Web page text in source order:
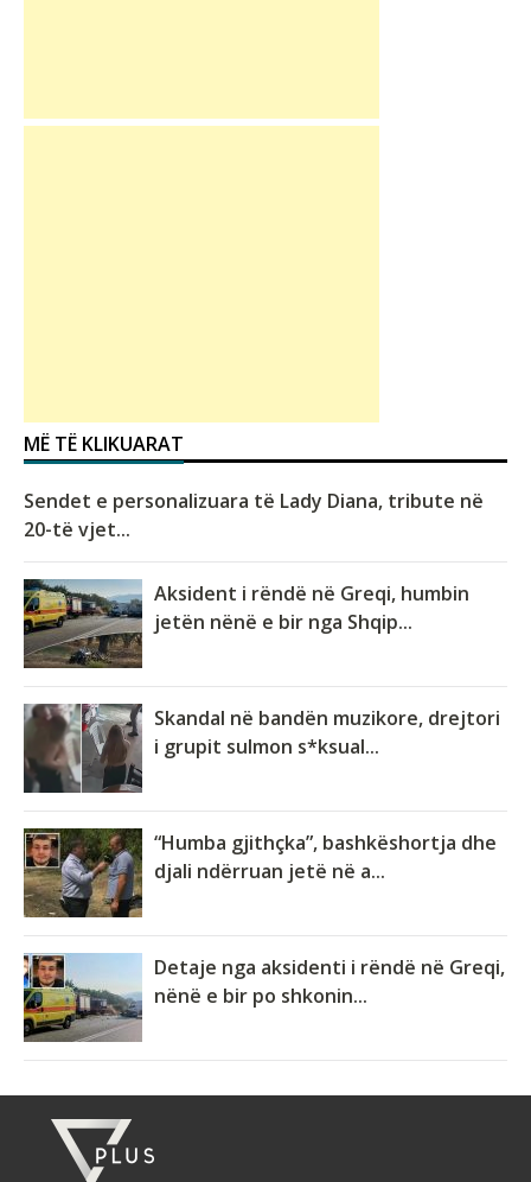
MË TË KLIKUARAT
Sendet e personalizuara të Lady Diana, tribute në
20-të vjet...
Aksident i rëndë në Greqi, humbin
jetën nënë e bir nga Shqip...
Skandal në bandën muzikore, drejtori
i grupit sulmon s*ksual...
“Humba gjithçka”, bashkëshortja dhe
djali ndërruan jetë në a...
Detaje nga aksidenti i rëndë në Greqi,
nënë e bir po shkonin...